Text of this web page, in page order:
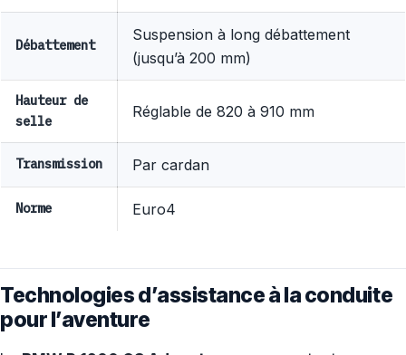
Débattement
Suspension à long débattement
(jusqu’à 200 mm)
Hauteur de
selle
Réglable de 820 à 910 mm
Transmission Par cardan
Norme Euro4
Technologies d’assistance à la conduite
pour l’aventure